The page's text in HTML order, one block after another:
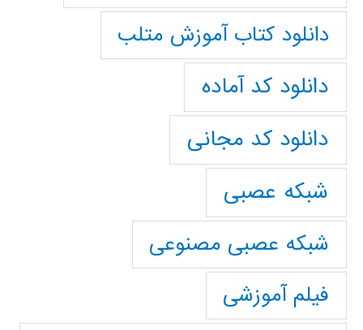
دانلود کتاب آموزش متلب
دانلود کد آماده
دانلود کد مجانی
شبکه عصبی
شبکه عصبی مصنوعی
فیلم آموزشی